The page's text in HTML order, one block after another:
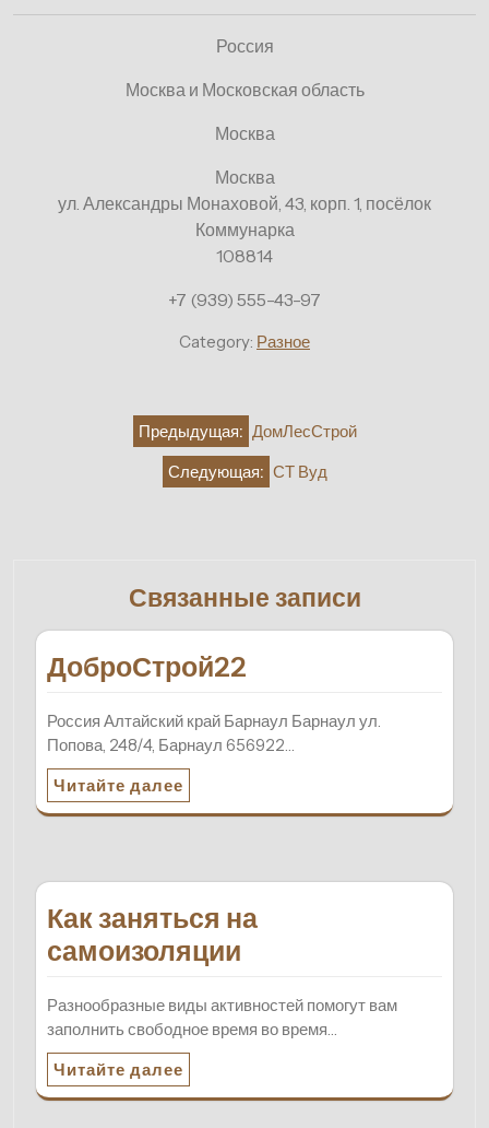
Россия
Москва и Московская область
Москва
Москва
ул. Александры Монаховой, 43, корп. 1, посёлок
Коммунарка
108814
+7 (939) 555-43-97
Category: Разное
НавигацияПредыдущая: ДомЛесСтрой
Следующая: СТ Вуд
Связанные записи
ДоброСтрой22
Россия Алтайский край Барнаул Барнаул ул.
Попова, 248/4, Барнаул 656922…
Читайте далее
Как заняться на
самоизоляции
Разнообразные виды активностей помогут вам
заполнить свободное время во время…
Читайте далее